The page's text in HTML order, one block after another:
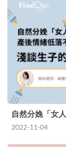
自然分娩「女
2022-11-04